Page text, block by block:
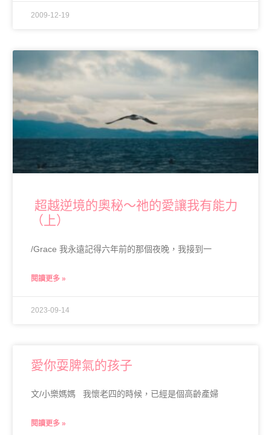
2009-12-19
超越逆境的奧秘～祂的愛讓我有能力
（上）
/Grace 我永遠記得六年前的那個夜晚，我接到一
閱讀更多 »
2023-09-14
愛你耍脾氣的孩子
文/小樂媽媽 我懷老四的時候，已經是個高齡產婦
閱讀更多 »